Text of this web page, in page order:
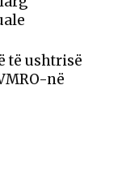
të ushtrisë
në